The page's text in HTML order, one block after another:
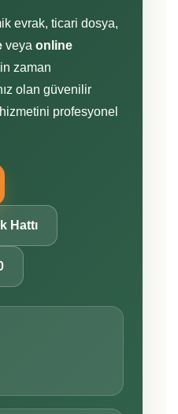
evrak, ticari dosya,
veyaonline
zaman
olan güvenilir
hizmetini profesyonel
Hattı